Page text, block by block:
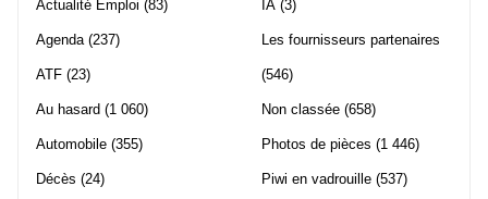
Actualité Emploi (83)
Agenda (237)
ATF (23)
Au hasard (1 060)
Automobile (355)
Décès (24)
IA (3)
Les fournisseurs partenaires
(546)
Non classée (658)
Photos de pièces (1 446)
Piwi en vadrouille (537)